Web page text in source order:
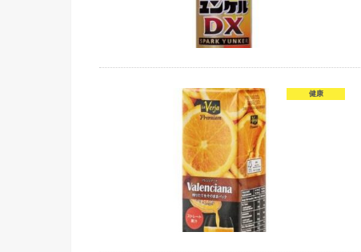
健康